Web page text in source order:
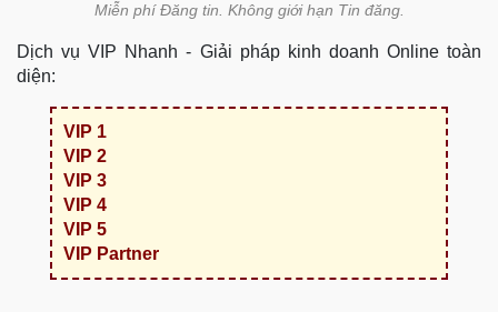
Miễn phí Đăng tin. Không giới hạn Tin đăng.
Dịch vụ VIP Nhanh - Giải pháp kinh doanh Online toàn
diện:
VIP 1
VIP 2
VIP 3
VIP 4
VIP 5
VIP Partner